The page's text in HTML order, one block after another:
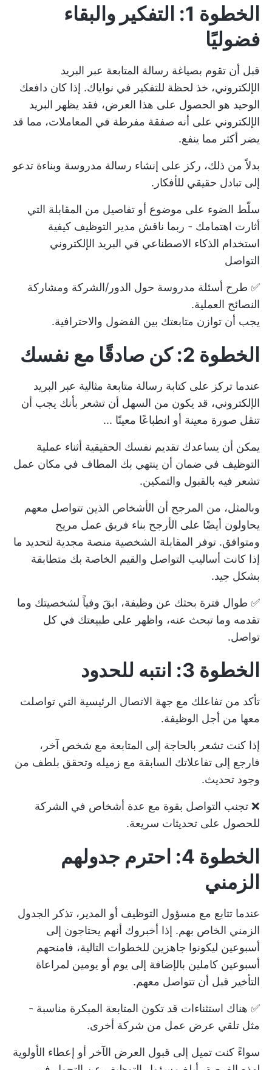
الخطوة 1: التفكير والبقاء
فضوليًا
قبل أن تقوم بصياغة رسالة المتابعة عبر البريد
الإلكتروني، خذ لحظة للتفكير في نواياك. إذا كان دافعك
الوحيد هو الحصول على هذا العرض، فقد يظهر البريد
الإلكتروني على أنه صفقة مفرطة في المعاملات، مما قد
يضر أكثر مما ينفع.
بدلاً من ذلك، ركز على إنشاء رسالة مدروسة وبناءة تدعو
إلى تبادل حقيقي للأفكار.
سلّط الضوء على موضوع أو تفاصيل من المقابلة التي
أثارت اهتمامك - ربما ناقش مدير التوظيف كيفية
استخدام الذكاء الاصطناعي في البريد الإلكتروني
التواصل
✅ طرح أسئلة مدروسة حول الدور/الشركة ومشاركة
النصائح العملية.
يجب أن توازن متابعتك بين الفضول والاحترافية.
الخطوة 2: كن صادقًا مع نفسك
عندما تركز على كتابة رسالة متابعة مثالية عبر البريد
الإلكتروني، قد يكون من السهل أن تشعر بأنك يجب أن
تنقل صورة معينة أو انطباعًا معينًا ...
يمكن أن يساعدك تقديم نفسك الحقيقية أثناء عملية
التوظيف في ضمان أن ينتهي بك المطاف في مكان عمل
تشعر فيه بالقبول والتمكين.
وبالمثل، من المرجح أن الأشخاص الذين تتواصل معهم
يحاولون أيضًا على الأرجح بناء فريق عمل مريح
ومتوافق. توفر المقابلة الشخصية منصة مجدية لتحديد ما
إذا كانت أساليب التواصل والقيم الخاصة بك متطابقة
بشكل جيد.
✅ طوال فترة بحثك عن وظيفة، ابقَ وفياً لشخصيتك وما
تقدمه وما تبحث عنه، واظهر على طبيعتك في كل
تواصل.
الخطوة 3: انتبه للحدود
تأكد من تفاعلك مع جهة الاتصال الرئيسية التي تواصلت
معها من أجل الوظيفة.
إذا كنت تشعر بالحاجة إلى المتابعة مع شخص آخر،
فارجع إلى تفاعلاتك السابقة مع زميله وتحقق بلطف من
وجود تحديث.
❌ تجنب التواصل بقوة مع عدة أشخاص في الشركة
للحصول على تحديثات سريعة.
الخطوة 4: احترم جدولهم
الزمني
عندما تتابع مع مسؤول التوظيف أو المدير، تذكر الجدول
الزمني الخاص بهم. إذا أخبروك أنهم يحتاجون إلى
أسبوعين ليكونوا جاهزين للخطوات التالية، فامنحهم
أسبوعين كاملين بالإضافة إلى يوم أو يومين لمراعاة
التأخير قبل أن تتواصل معهم.
✅ هناك استثناءات قد تكون المتابعة المبكرة مناسبة -
مثل تلقي عرض عمل من شركة أخرى.
سواءً كنت تميل إلى قبول العرض الآخر أو إعطاء الأولوية